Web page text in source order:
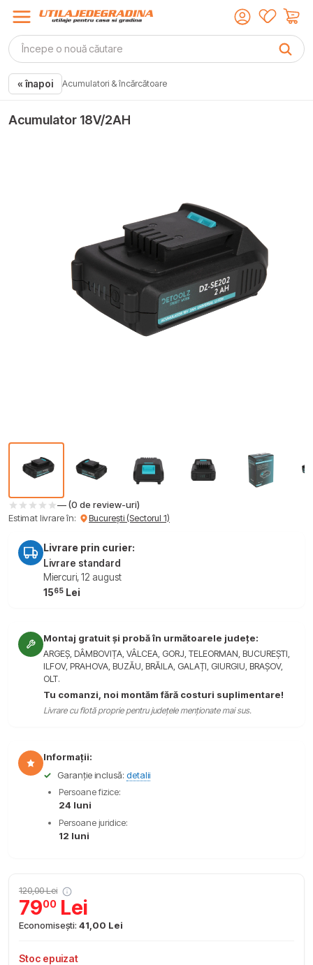
« înapoi Acumulatori & încărcătoare
Acumulator 18V/2AH
— (0 de review-uri)
Estimat livrare în:
București (Sectorul 1)
Livrare prin curier:
Livrare standard
Miercuri, 12 august
1565 Lei
Montaj gratuit și probă în următoarele județe:
ARGEȘ, DÂMBOVIȚA, VÂLCEA, GORJ, TELEORMAN, BUCUREȘTI,
ILFOV, PRAHOVA, BUZĂU, BRĂILA, GALAȚI, GIURGIU, BRAȘOV,
OLT.
Tu comanzi, noi montăm fără costuri suplimentare!
Livrare cu flotă proprie pentru județele menționate mai sus.
Informații:
✓
Garanție inclusă: detalii
Persoane fizice:
24 luni
Persoane juridice:
12 luni
120,00 Lei
7900 Lei
Economisești: 41,00 Lei
Stoc epuizat